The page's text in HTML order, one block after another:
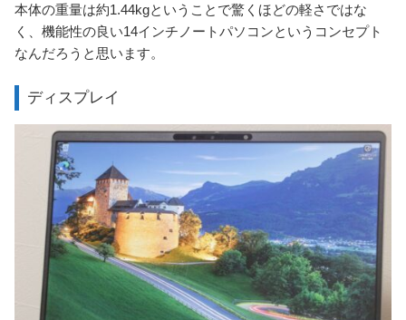
本体の重量は約1.44kgということで驚くほどの軽さではな
く、機能性の良い14インチノートパソコンというコンセプト
なんだろうと思います。
ディスプレイ